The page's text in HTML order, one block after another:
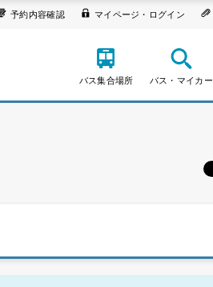
予約内容確認 マイページ・ログイン
バス集合場所 バス・マイカー